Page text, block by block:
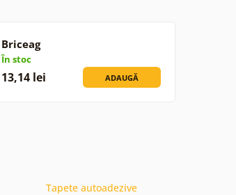
Briceag
În stoc
13,14 lei ADAUGĂ
Tapete autoadezive